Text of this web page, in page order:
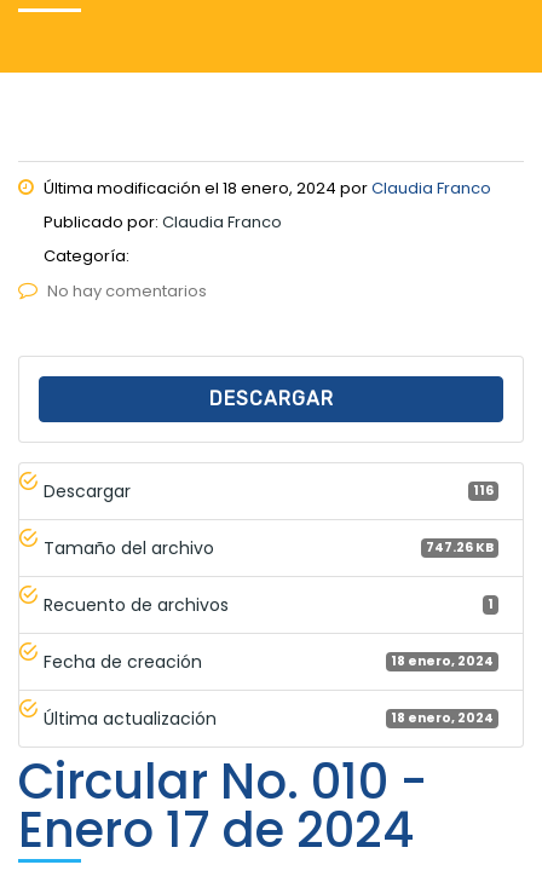
Última modificación el 18 enero, 2024 porClaudia Franco
Publicado por: Claudia Franco
Categoría:
No hay comentarios
DESCARGAR
Descargar 116
Tamaño del archivo 747.26 KB
Recuento de archivos 1
Fecha de creación 18 enero, 2024
Última actualización 18 enero, 2024
Circular No. 010 -
Enero 17 de 2024